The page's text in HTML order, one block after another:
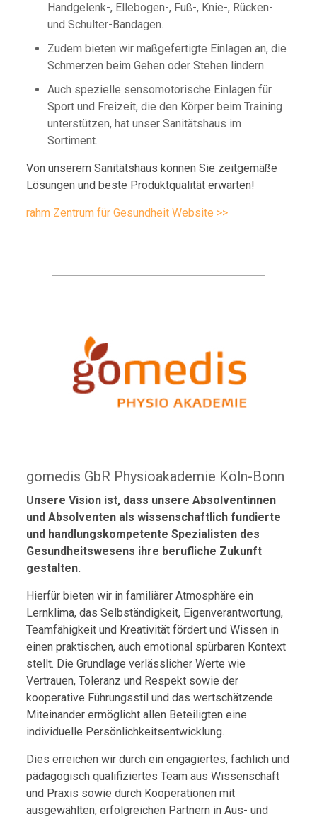
Handgelenk-, Ellebogen-, Fuß-, Knie-, Rücken-
und Schulter-Bandagen.
Zudem bieten wir maßgefertigte Einlagen an, die
Schmerzen beim Gehen oder Stehen lindern.
Auch spezielle sensomotorische Einlagen für
Sport und Freizeit, die den Körper beim Training
unterstützen, hat unser Sanitätshaus im
Sortiment.
Von unserem Sanitätshaus können Sie zeitgemäße
Lösungen und beste Produktqualität erwarten!
rahm Zentrum für Gesundheit Website >>
gomedis GbR Physioakademie Köln-Bonn
Unsere Vision ist, dass unsere Absolventinnen
und Absolventen als wissenschaftlich fundierte
und handlungskompetente Spezialisten des
Gesundheitswesens ihre berufliche Zukunft
gestalten.
Hierfür bieten wir in familiärer Atmosphäre ein
Lernklima, das Selbständigkeit, Eigenverantwortung,
Teamfähigkeit und Kreativität fördert und Wissen in
einen praktischen, auch emotional spürbaren Kontext
stellt. Die Grundlage verlässlicher Werte wie
Vertrauen, Toleranz und Respekt sowie der
kooperative Führungsstil und das wertschätzende
Miteinander ermöglicht allen Beteiligten eine
individuelle Persönlichkeitsentwicklung.
Dies erreichen wir durch ein engagiertes, fachlich und
pädagogisch qualifiziertes Team aus Wissenschaft
und Praxis sowie durch Kooperationen mit
ausgewählten, erfolgreichen Partnern in Aus- und